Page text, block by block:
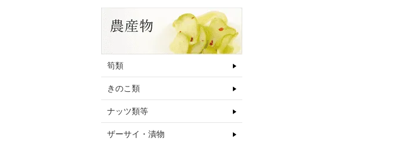
筍類
きのこ類
ナッツ類等
ザーサイ・漬物